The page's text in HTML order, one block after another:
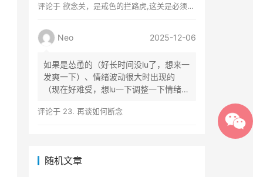
评论于 欲念关，是戒色的拦路虎,这关是必须过的
Neo 2025-12-06
如果是怂恿的（好长时间没lu了，想来一
发爽一下）、情绪波动很大时出现的
（现在好难受，想lu一下调整一下情绪）
评论于 23. 再谈如何断念
随机文章